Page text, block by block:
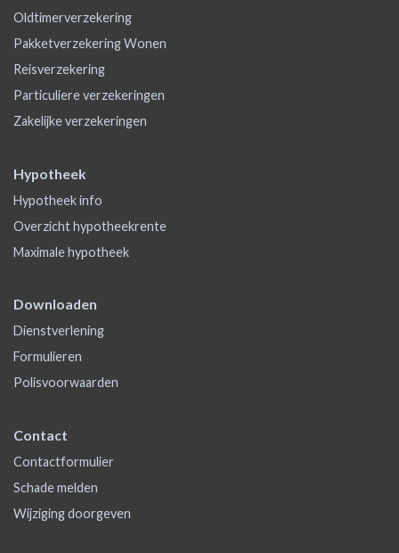
Oldtimerverzekering
Pakketverzekering Wonen
Reisverzekering
Particuliere verzekeringen
Zakelijke verzekeringen
Hypotheek
Hypotheek info
Overzicht hypotheekrente
Maximale hypotheek
Downloaden
Dienstverlening
Formulieren
Polisvoorwaarden
Contact
Contactformulier
Schade melden
Wijziging doorgeven